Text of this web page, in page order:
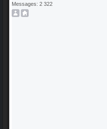
Messages: 2 322